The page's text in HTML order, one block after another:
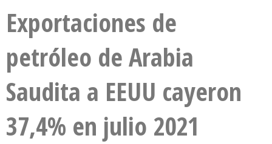
Exportaciones de
petróleo de Arabia
Saudita a EEUU cayeron
37,4% en julio 2021